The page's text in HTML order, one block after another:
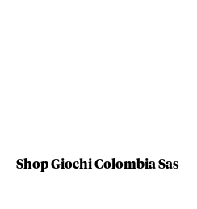
Shop Giochi Colombia Sas